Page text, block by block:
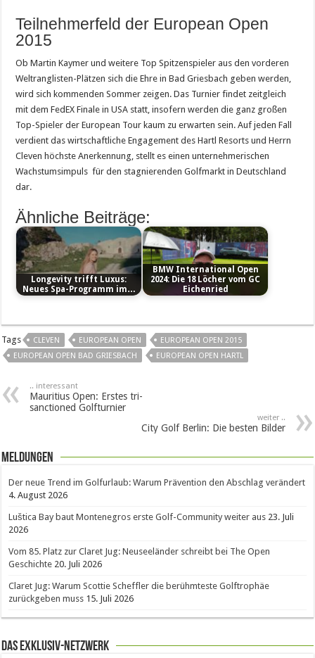
Teilnehmerfeld der European Open
2015
Ob Martin Kaymer und weitere Top Spitzenspieler aus den vorderen
Weltranglisten-Plätzen sich die Ehre in Bad Griesbach geben werden,
wird sich kommenden Sommer zeigen. Das Turnier findet zeitgleich
mit dem FedEX Finale in USA statt, insofern werden die ganz großen
Top-Spieler der European Tour kaum zu erwarten sein. Auf jeden Fall
verdient das wirtschaftliche Engagement des Hartl Resorts und Herrn
Cleven höchste Anerkennung, stellt es einen unternehmerischen
Wachstumsimpuls für den stagnierenden Golfmarkt in Deutschland
dar.
Ähnliche Beiträge:
Longevity trifft Luxus:
Neues Spa-Programm im…
BMW International Open
2024: Die 18 Löcher vom GC
Eichenried
Tags CLEVEN EUROPEAN OPEN
EUROPEAN OPEN 2015
EUROPEAN OPEN BAD GRIESBACH
EUROPEAN OPEN HARTL
.. interessant
Mauritius Open: Erstes tri-
sanctioned Golfturnier
weiter ..
City Golf Berlin: Die besten Bilder
Meldungen
Der neue Trend im Golfurlaub: Warum Prävention den Abschlag verändert
4. August 2026
Luštica Bay baut Montenegros erste Golf-Community weiter aus 23. Juli
2026
Vom 85. Platz zur Claret Jug: Neuseeländer schreibt bei The Open
Geschichte 20. Juli 2026
Claret Jug: Warum Scottie Scheffler die berühmteste Golftrophäe
zurückgeben muss 15. Juli 2026
Das Exklusiv-Netzwerk